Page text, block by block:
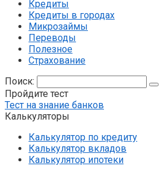
Кредиты
Кредиты в городах
Микрозаймы
Переводы
Полезное
Страхование
Поиск:
Пройдите тест
Тест на знание банков
Калькуляторы
Калькулятор по кредиту
Калькулятор вкладов
Калькулятор ипотеки